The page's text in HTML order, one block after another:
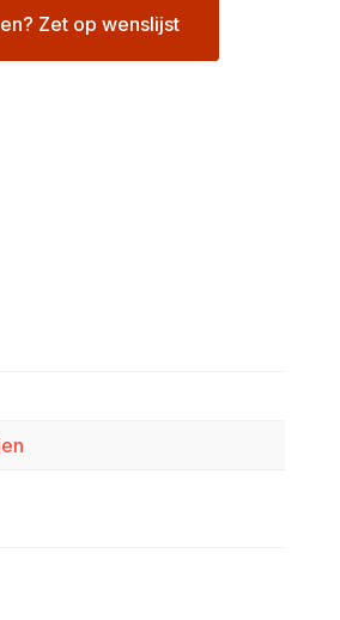
Zet op wenslijst